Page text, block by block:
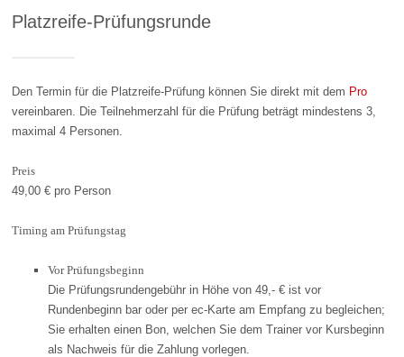
Platzreife-Prüfungsrunde
Den Termin für die Platzreife-Prüfung können Sie direkt mit dem Pro
vereinbaren. Die Teilnehmerzahl für die Prüfung beträgt mindestens 3,
maximal 4 Personen.
Preis
49,00 € pro Person
Timing am Prüfungstag
Vor Prüfungsbeginn
Die Prüfungsrundengebühr in Höhe von 49,- € ist vor
Rundenbeginn bar oder per ec-Karte am Empfang zu begleichen;
Sie erhalten einen Bon, welchen Sie dem Trainer vor Kursbeginn
als Nachweis für die Zahlung vorlegen.